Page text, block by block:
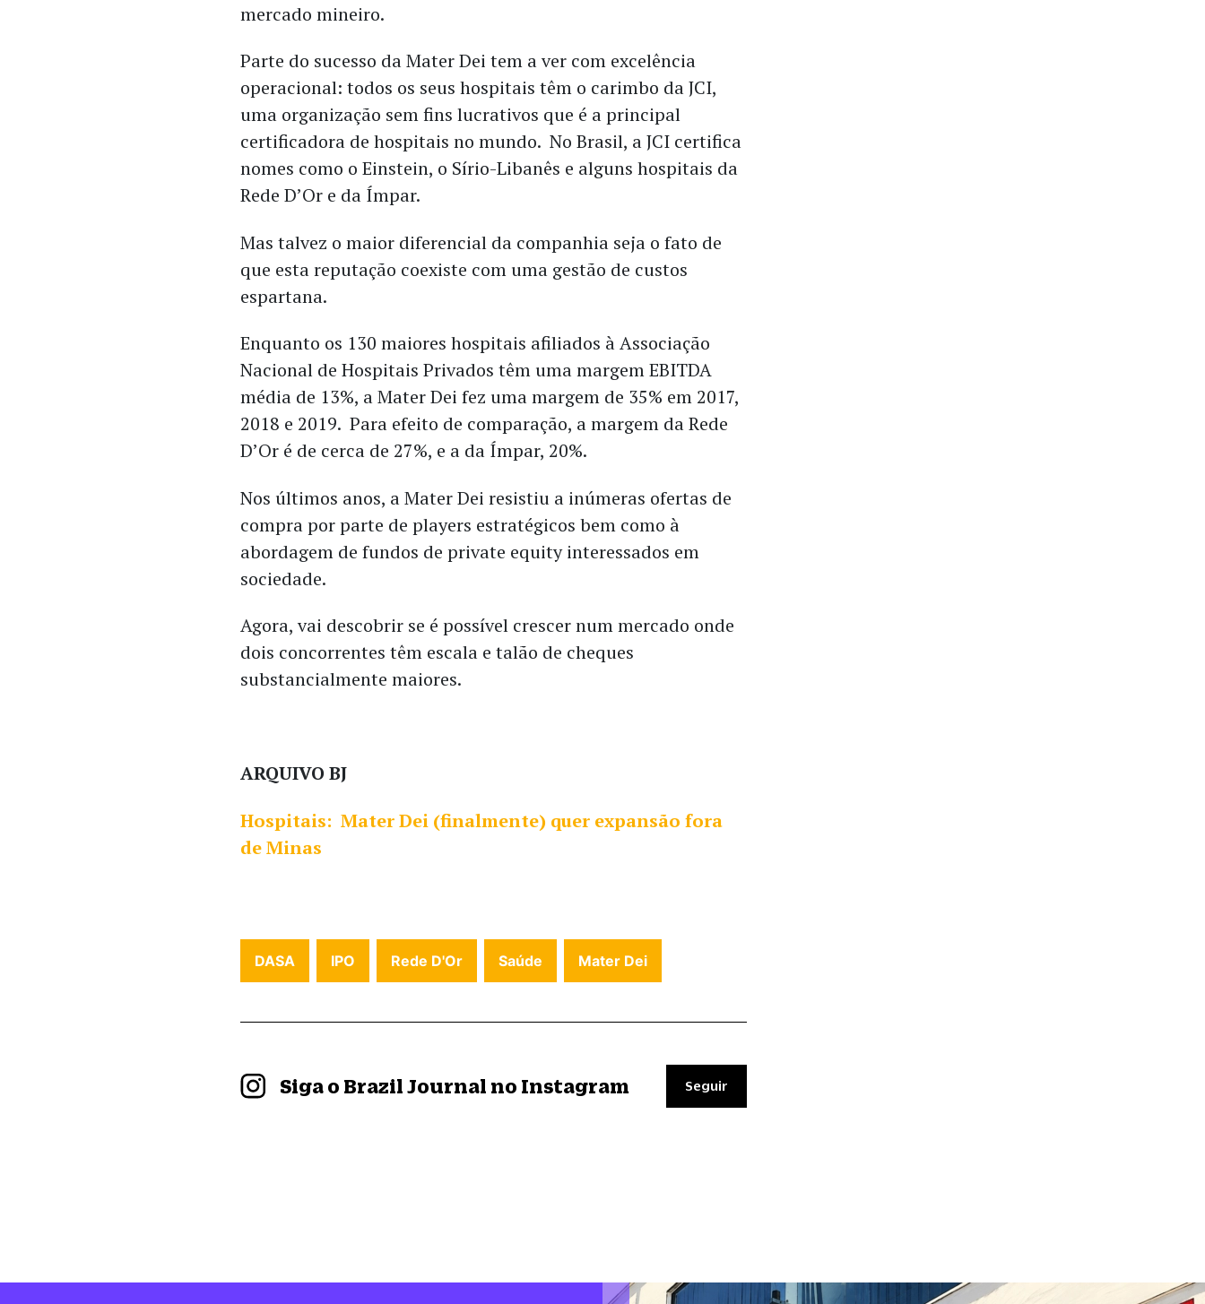
mercado mineiro.
Parte do sucesso da Mater Dei tem a ver com excelência
operacional: todos os seus hospitais têm o carimbo da JCI,
uma organização sem fins lucrativos que é a principal
certificadora de hospitais no mundo. No Brasil, a JCI certifica
nomes como o Einstein, o Sírio-Libanês e alguns hospitais da
Rede D’Or e da Ímpar.
Mas talvez o maior diferencial da companhia seja o fato de
que esta reputação coexiste com uma gestão de custos
espartana.
Enquanto os 130 maiores hospitais afiliados à Associação
Nacional de Hospitais Privados têm uma margem EBITDA
média de 13%, a Mater Dei fez uma margem de 35% em 2017,
2018 e 2019. Para efeito de comparação, a margem da Rede
D’Or é de cerca de 27%, e a da Ímpar, 20%.
Nos últimos anos, a Mater Dei resistiu a inúmeras ofertas de
compra por parte de players estratégicos bem como à
abordagem de fundos de private equity interessados em
sociedade.
Agora, vai descobrir se é possível crescer num mercado onde
dois concorrentes têm escala e talão de cheques
substancialmente maiores.
ARQUIVO BJ
Hospitais: Mater Dei (finalmente) quer expansão fora
de Minas
DASA IPO Rede D'Or Saúde Mater Dei
Siga o Brazil Journal no Instagram Seguir